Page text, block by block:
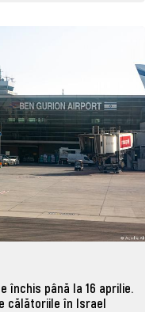
închis până la 16 aprilie.
călătoriile în Israel